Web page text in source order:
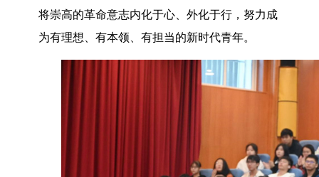
将崇高的革命意志内化于心、外化于行，努力成
为有理想、有本领、有担当的新时代青年。